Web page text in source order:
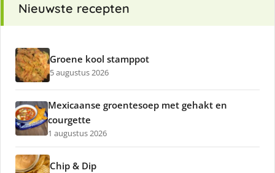
Nieuwste recepten
Groene kool stamppot
5 augustus 2026
Mexicaanse groentesoep met gehakt en
courgette
1 augustus 2026
Chip & Dip